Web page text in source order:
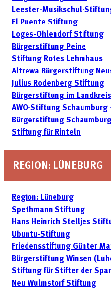
Leester-Musikschul-
El Puente Stiftung
Loges-Ohlendorf Stiftung
Bürgerstiftung Peine
Stiftung Rotes Lehmhaus
Altrewa Bürgerstiftung
Julius Rodenberg Stiftung
Bürgerstiftung im
AWO-Stiftung
Bürgerstiftung Schaumburg
Stiftung für Rinteln
REGION: LÜNEBURG
Region: Lüneburg
Spethmann Stiftung
Hans Heinrich Stelljes
Ubuntu-Stiftung
Friedensstiftung Günter
Bürgerstiftung Winsen
Stiftung für Stifter der
Neu Wulmstorf Stiftung